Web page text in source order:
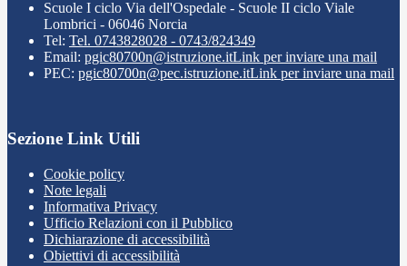
Scuole I ciclo Via dell'Ospedale - Scuole II ciclo Viale
Lombrici - 06046 Norcia
Tel: Tel. 0743828028 - 0743/824349
Email: pgic80700n@istruzione.itLink per inviare una mail
PEC: pgic80700n@pec.istruzione.itLink per inviare una mail
Sezione Link Utili
Cookie policy
Note legali
Informativa Privacy
Ufficio Relazioni con il Pubblico
Dichiarazione di accessibilità
Obiettivi di accessibilità